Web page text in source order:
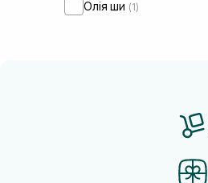
Олія ши (1)